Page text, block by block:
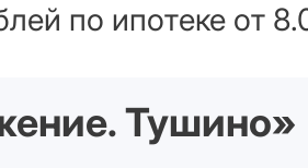
сад,
по ипотеке от
Тушино»